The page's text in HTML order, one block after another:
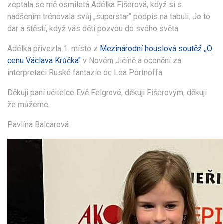
zeptala se mě osmiletá Adélka Fišerová, když si s
nadšením trénovala svůj „superstar“ podpis na tabuli. Je to
dar a štěstí, když vás děti pozvou do svého světa.
Adélka přivezla 1. místo z Mezinárodní houslová soutěž ,,O
cenu Václava Krůčka" v Novém Jičíně a ocenění za
interpretaci Ruské fantazie od Lea Portnoffa.
Děkuji paní učitelce Evě Felgrové, děkuji Fišerovým, děkuji
že můžeme.
Pavlína Balcarová